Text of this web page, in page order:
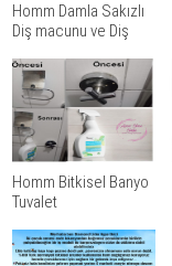
Homm Damla Sakızlı
Diş macunu ve Diş
Homm Bitkisel Banyo
Tuvalet